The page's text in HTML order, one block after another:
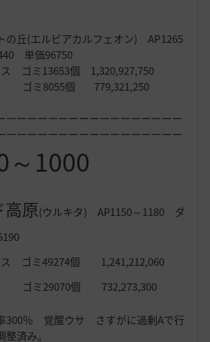
の丘(エルビアカルフェオン) AP1265
単価96750
ス ゴミ13653個 1,320,927,750
ゴミ8055個 779,321,250
ーーーーーーーーーーーーーーーーー
ーーーーーーーーーーーーーーーーー
～1000
高原(ウルキタ) AP1150～1180 ダ
ス ゴミ49274個 1,241,212,060
ゴミ29070個 732,273,300
300％ 覚醒ウサ さすがに過剰Aで行
済み。